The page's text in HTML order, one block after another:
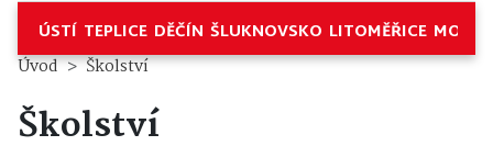
ÚSTÍ TEPLICE DĚČÍN ŠLUKNOVSKO LITOMĚŘICE
Úvod Školství
Školství